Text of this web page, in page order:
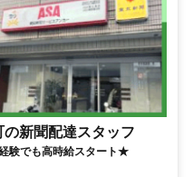
新聞配達スタッフ
験でも高時給スタート★